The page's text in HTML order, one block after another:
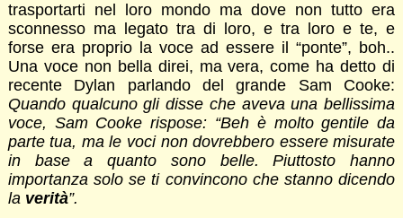
trasportarti nel loro mondo ma dove non tutto era
sconnesso ma legato tra di loro, e tra loro e te, e
forse era proprio la voce ad essere il “ponte”, boh..
Una voce non bella direi, ma vera, come ha detto di
recente Dylan parlando del grande Sam Cooke:
Quando qualcuno gli disse che aveva una bellissima
voce, Sam Cooke rispose: “Beh è molto gentile da
parte tua, ma le voci non dovrebbero essere misurate
in base a quanto sono belle. Piuttosto hanno
importanza solo se ti convincono che stanno dicendo
la verità”.